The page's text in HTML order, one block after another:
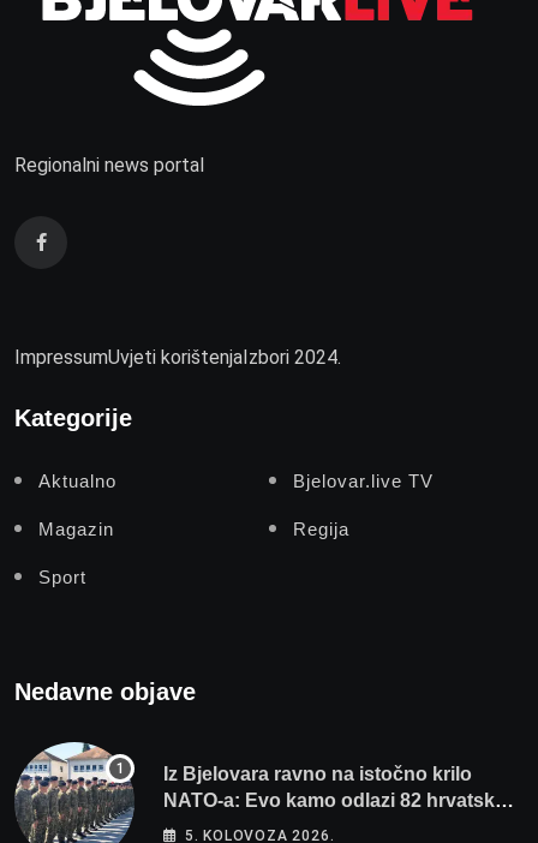
Regionalni news portal
ImpressumUvjeti korištenjaIzbori 2024.
Kategorije
Aktualno Bjelovar.live TV
Magazin Regija
Sport
Nedavne objave
Iz Bjelovara ravno na istočno krilo
NATO-a: Evo kamo odlazi 82 hrvatska
vojnika i 6 vojnikinja
5. KOLOVOZA 2026.